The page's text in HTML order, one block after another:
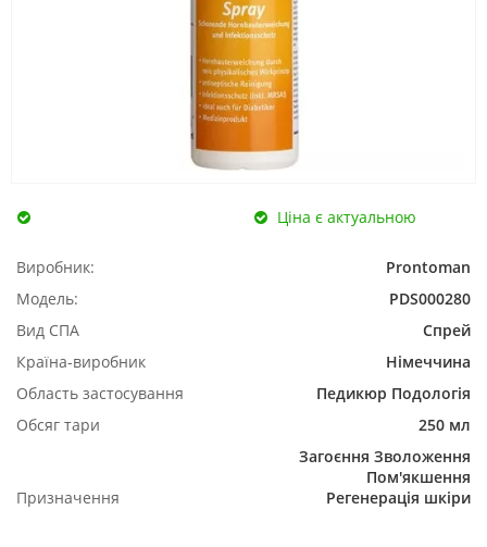
Ціна є актуальною
Виробник:
Prontoman
Модель:
PDS000280
Вид СПА
Спрей
Країна-виробник
Німеччина
Область застосування
Педикюр Подологія
Обсяг тари
250 мл
Призначення
Загоєння Зволоження
Пом'якшення
Регенерація шкіри